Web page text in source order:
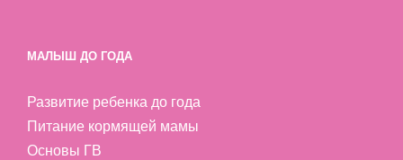
МАЛЫШ ДО ГОДА
Развитие ребенка до года
Питание кормящей мамы
Основы ГВ